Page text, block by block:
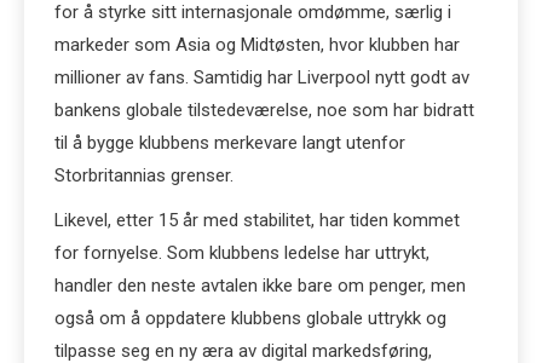
for å styrke sitt internasjonale omdømme, særlig i
markeder som Asia og Midtøsten, hvor klubben har
millioner av fans. Samtidig har Liverpool nytt godt av
bankens globale tilstedeværelse, noe som har bidratt
til å bygge klubbens merkevare langt utenfor
Storbritannias grenser.
Likevel, etter 15 år med stabilitet, har tiden kommet
for fornyelse. Som klubbens ledelse har uttrykt,
handler den neste avtalen ikke bare om penger, men
også om å oppdatere klubbens globale uttrykk og
tilpasse seg en ny æra av digital markedsføring,